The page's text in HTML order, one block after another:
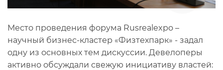
Место проведения форума Rusrealexpo –
научный бизнес-кластер «Физтехпарк» - задал
одну из основных тем дискуссии. Девелоперы
активно обсуждали свежую инициативу властей: